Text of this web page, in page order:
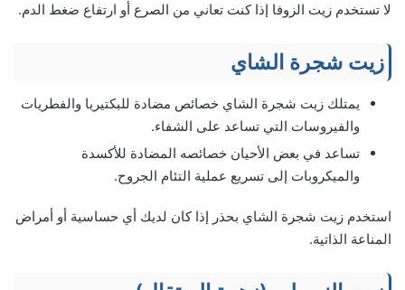
لا تستخدم زيت الزوفا إذا كنت تعاني من الصرع أو ارتفاع ضغط الدم.
زيت شجرة الشاي
يمتلك زيت شجرة الشاي خصائص مضادة للبكتيريا والفطريات
والفيروسات التي تساعد على الشفاء.
تساعد في بعض الأحيان خصائصه المضادة للأكسدة
والميكروبات إلى تسريع عملية التئام الجروح.
استخدم زيت شجرة الشاي بحذر إذا كان لديك أي حساسية أو أمراض
المناعة الذاتية.